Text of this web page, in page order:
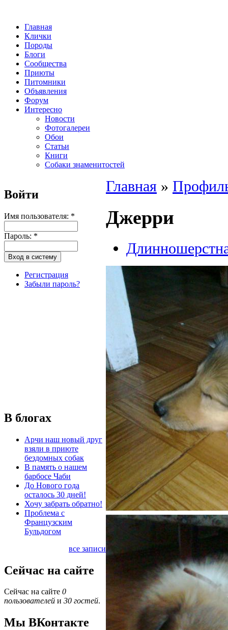
Главная
Клички
Породы
Блоги
Сообщества
Приюты
Питомники
Объявления
Форум
Интересно
Новости
Фотогалереи
Обои
Статьи
Книги
Собаки знаменитостей
Войти
Имя пользователя: *
Пароль: *
Регистрация
Забыли пароль?
В блогах
Арчи наш новый друг
взяли в приюте
бездомных собак
В память о нашем
барбосе Чаби
До Нового года
осталось 30 дней!
Хочу забрать обратно!
Проблема с
Французским
Бульдогом
все записи
Сейчас на сайте
Сейчас на сайте 0
пользователей и 30 гостей.
Мы ВКонтакте
Главная »
Джерри